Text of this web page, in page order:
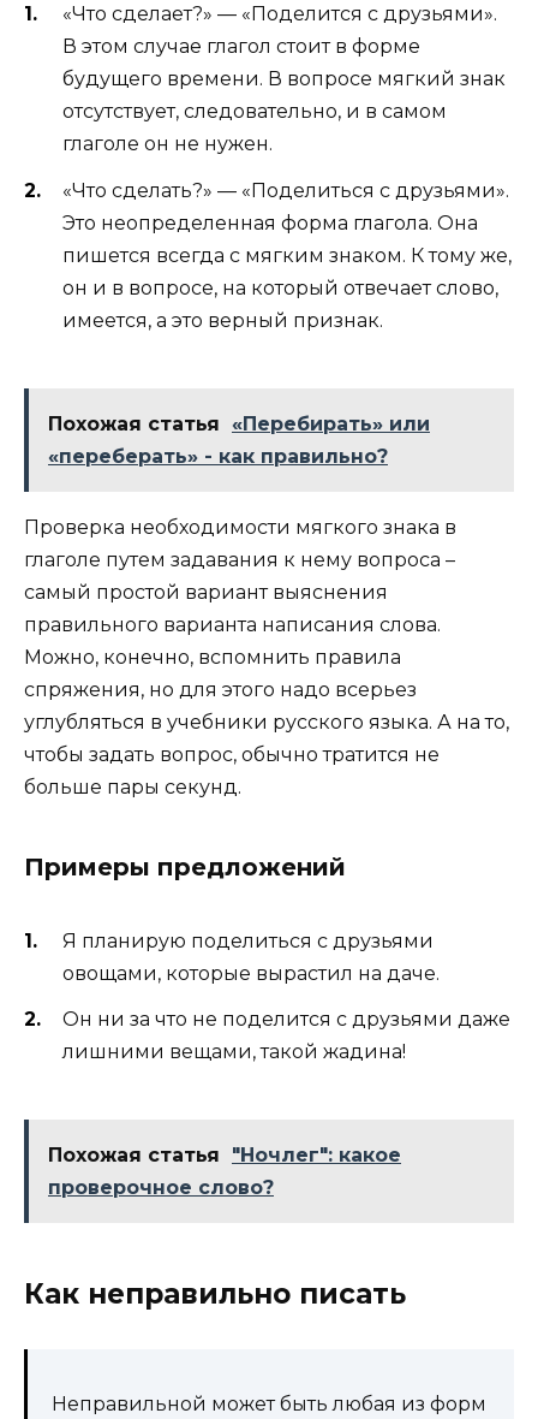
«Что сделает?» — «Поделится с друзьями».
В этом случае глагол стоит в форме
будущего времени. В вопросе мягкий знак
отсутствует, следовательно, и в самом
глаголе он не нужен.
«Что сделать?» — «Поделиться с друзьями».
Это неопределенная форма глагола. Она
пишется всегда с мягким знаком. К тому же,
он и в вопросе, на который отвечает слово,
имеется, а это верный признак.
Похожая статья
«Перебирать» или
«переберать» - как правильно?
Проверка необходимости мягкого знака в
глаголе путем задавания к нему вопроса –
самый простой вариант выяснения
правильного варианта написания слова.
Можно, конечно, вспомнить правила
спряжения, но для этого надо всерьез
углубляться в учебники русского языка. А на то,
чтобы задать вопрос, обычно тратится не
больше пары секунд.
Примеры предложений
Я планирую поделиться с друзьями
овощами, которые вырастил на даче.
Он ни за что не поделится с друзьями даже
лишними вещами, такой жадина!
Похожая статья
"Ночлег": какое
проверочное слово?
Как неправильно писать
Неправильной может быть любая из форм